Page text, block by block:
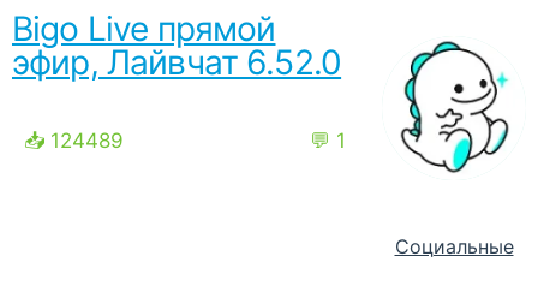
Bigo Live прямой
эфир, Лайвчат 6.52.0
📥 124489 💬 1
Социальные